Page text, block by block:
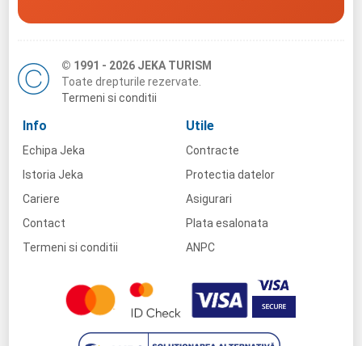
© 1991 - 2026 JEKA TURISM
Toate drepturile rezervate.
Termeni si conditii
Info
Echipa Jeka
Istoria Jeka
Cariere
Contact
Termeni si conditii
Utile
Contracte
Protectia datelor
Asigurari
Plata esalonata
ANPC